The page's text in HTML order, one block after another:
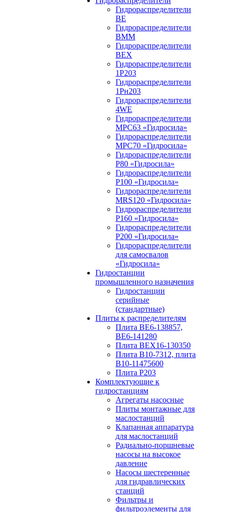
Гидрораспределители
ВЕ
Гидрораспределители
ВММ
Гидрораспределители
ВЕХ
Гидрораспределители
1Р203
Гидрораспределители
1Рн203
Гидрораспределители
4WE
Гидрораспределители
МРС63 «Гидросила»
Гидрораспределители
МРС70 «Гидросила»
Гидрораспределители
Р80 «Гидросила»
Гидрораспределители
Р100 «Гидросила»
Гидрораспределители
MRS120 «Гидросила»
Гидрораспределители
Р160 «Гидросила»
Гидрораспределители
Р200 «Гидросила»
Гидрораспределители
для самосвалов
«Гидросила»
Гидростанции
промышленного назначения
Гидростанции
серийные
(стандартные)
Плиты к распределителям
Плита ВЕ6-138857,
ВЕ6-141280
Плита ВЕХ16-130350
Плита В10-7312, плита
В10-11475600
Плита P203
Комплектующие к
гидростанциям
Агрегаты насосные
Плиты монтажные для
маслостанций
Клапанная аппаратура
для маслостанций
Радиально-поршневые
насосы на высокое
давление
Насосы шестеренные
для гидравлических
станций
Фильтры и
фильтроэлементы для